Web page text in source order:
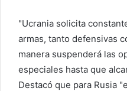
"Ucrania solicita
armas, tanto defensivas
manera suspenderá las
especiales hasta que
Destacó que para Rusia